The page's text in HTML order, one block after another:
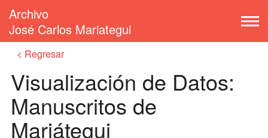
Archivo
José Carlos Mariategui
Regresar
Visualización de Datos:
Manuscritos de
Mariátegui